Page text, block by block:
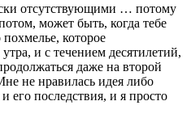
отсутствующими … потому
может быть, когда тебе
которое
и с течением десятилетий,
даже на второй
не нравилась идея либо
его последствия, и я просто